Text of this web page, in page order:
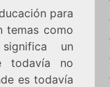
para
temas como
un
todavía no
es todavía